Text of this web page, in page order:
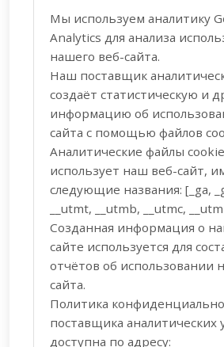
Мы используем аналитику
Analytics для анализа
нашего веб-сайта.
Наш поставщик
создаёт статистическую и
информацию об
сайта с помощью файлов
Аналитические файлы
использует наш веб-сайт,
следующие названия: [_ga,
__utmt, __utmb, __utmc,
Созданная информация о
сайте используется для
отчётов об использовании
сайта.
Политика
поставщика аналитических
доступна по адресу: